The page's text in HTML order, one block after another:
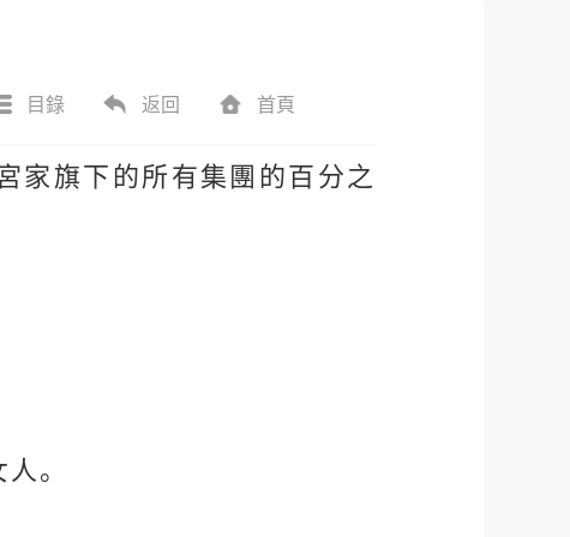
目錄 返回 首頁
家旗下的所有集團的百分之
。